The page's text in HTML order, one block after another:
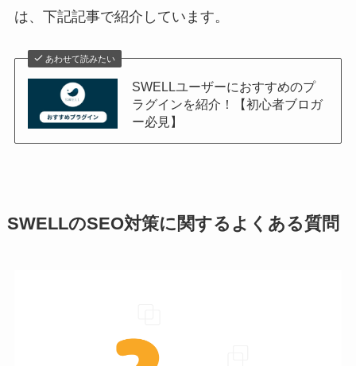
は、下記記事で紹介しています。
あわせて読みたい
SWELLユーザーにおすすめのプ
ラグインを紹介！【初心者ブロガ
ー必見】
SWELLのSEO対策に関するよくある質問